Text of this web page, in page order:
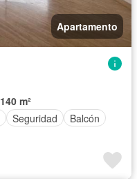
Apartamento
140 m²
Seguridad
Balcón